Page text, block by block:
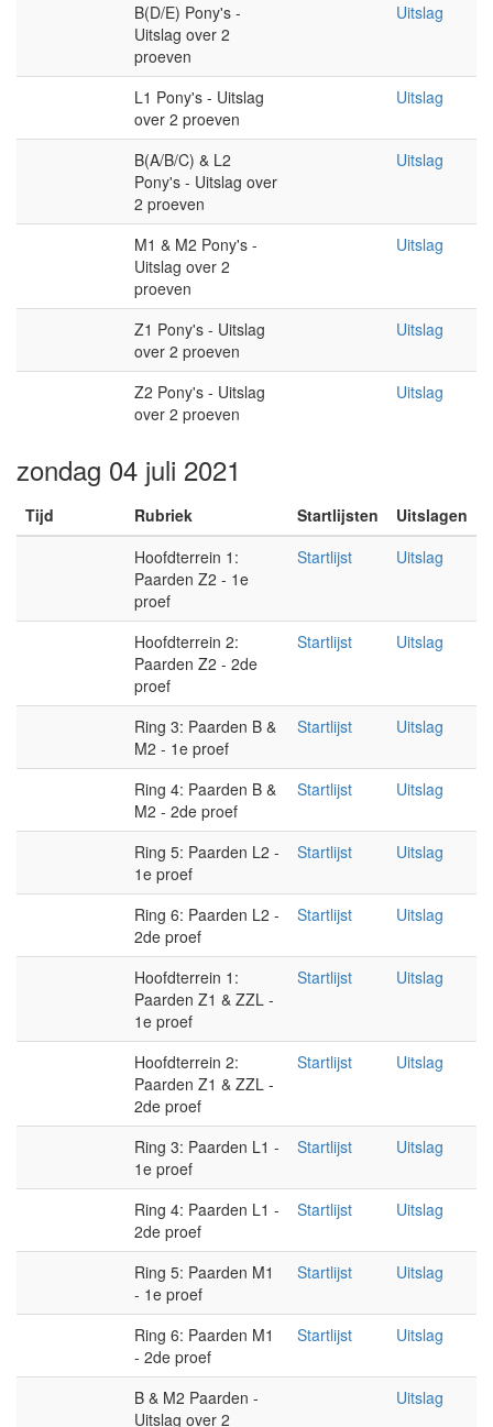
B(D/E) Pony's -
Uitslag over 2
proeven
Uitslag
L1 Pony's - Uitslag
over 2 proeven
Uitslag
B(A/B/C) & L2
Pony's - Uitslag over
2 proeven
Uitslag
M1 & M2 Pony's -
Uitslag over 2
proeven
Uitslag
Z1 Pony's - Uitslag
over 2 proeven
Uitslag
Z2 Pony's - Uitslag
over 2 proeven
Uitslag
zondag 04 juli 2021
Tijd Rubriek Startlijsten
Uitslagen
Hoofdterrein 1:
Paarden Z2 - 1e
proef
Startlijst Uitslag
Hoofdterrein 2:
Paarden Z2 - 2de
proef
Startlijst Uitslag
Ring 3: Paarden B &
M2 - 1e proef
Startlijst Uitslag
Ring 4: Paarden B &
M2 - 2de proef
Startlijst Uitslag
Ring 5: Paarden L2 -
1e proef
Startlijst Uitslag
Ring 6: Paarden L2 -
2de proef
Startlijst Uitslag
Hoofdterrein 1:
Paarden Z1 & ZZL -
1e proef
Startlijst Uitslag
Hoofdterrein 2:
Paarden Z1 & ZZL -
2de proef
Startlijst Uitslag
Ring 3: Paarden L1 -
1e proef
Startlijst Uitslag
Ring 4: Paarden L1 -
2de proef
Startlijst Uitslag
Ring 5: Paarden M1
- 1e proef
Startlijst Uitslag
Ring 6: Paarden M1
- 2de proef
Startlijst Uitslag
B & M2 Paarden -
Uitslag over 2
Uitslag